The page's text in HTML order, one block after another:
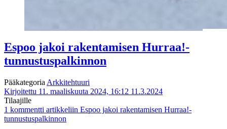
Espoo jakoi rakentamisen Hurraa!-
tunnustuspalkinnon
Pääkategoria Arkkitehtuuri
Kirjoitettu 11. maaliskuuta 2024, 16:12 11.3.2024
Tilaajille
1 kommentti artikkeliin Espoo jakoi rakentamisen Hurraa!-
tunnustuspalkinnon